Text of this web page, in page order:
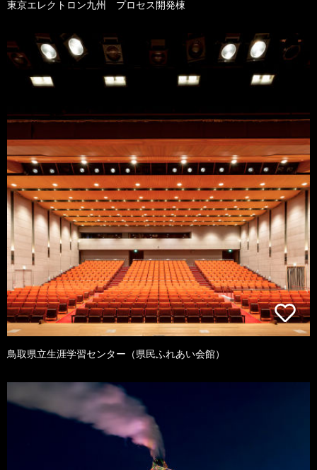
東京エレクトロン九州 プロセス開発棟
鳥取県立生涯学習センター（県民ふれあい会館）